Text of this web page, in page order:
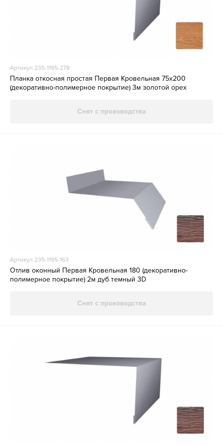
Артикул 235-1195-278
Планка откосная простая Первая Кровельная 75х200
(декоративно-полимерное покрытие) 3м золотой орех
Снят с производства
Артикул 235-1195-163
Отлив оконный Первая Кровельная 180 (декоративно-
полимерное покрытие) 2м дуб темный 3D
Снят с производства